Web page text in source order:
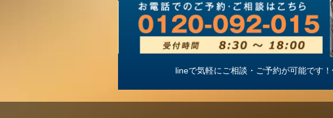
lineで気軽にご相談・ご予約が可能です